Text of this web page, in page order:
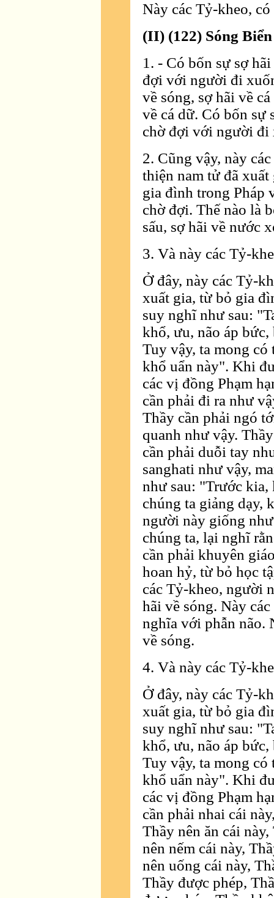
Này các Tỷ-kheo,
(II) (122) Sóng Biển
1. - Có bốn sự sợ
đợi với người đi
về sóng, sợ hãi về
về cá dữ. Có bốn sự
chờ đợi với người đi
2. Cũng vậy, này
thiện nam tử đã
gia đình trong Pháp
chờ đợi. Thế nào là
sấu, sợ hãi về nước
3. Và này các Tỷ-
Ở đây, này các Tỷ-
xuất gia, từ bỏ gia
suy nghĩ như sau:
khổ, ưu, não áp
Tuy vậy, ta mong có
khổ uẩn này". Khi
các vị đồng Phạm
cần phải đi ra như
Thầy cần phải ngó
quanh như vậy.
cần phải duỗi tay
sanghati như vậy,
như sau: "Trước kia,
chúng ta giảng dạy,
người này giống
chúng ta, lại nghĩ
cần phải khuyên
hoan hỷ, từ bỏ học
các Tỷ-kheo, người
hãi về sóng. Này
nghĩa với phẫn não.
về sóng.
4. Và này các Tỷ-
Ở đây, này các Tỷ-
xuất gia, từ bỏ gia
suy nghĩ như sau:
khổ, ưu, não áp
Tuy vậy, ta mong có
khổ uẩn này". Khi
các vị đồng Phạm
cần phải nhai cái
Thầy nên ăn cái
nên nếm cái này,
nên uống cái này,
Thầy được phép,